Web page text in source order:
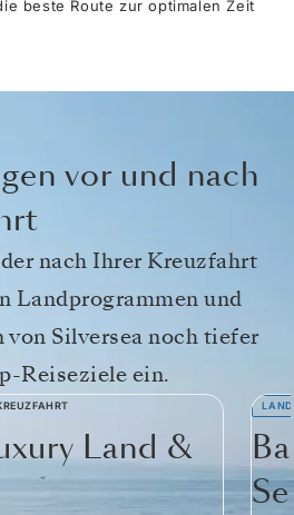
beste Route zur optimalen Zeit
vor und nach
nach Ihrer Kreuzfahrt
Landprogrammen und
Silversea noch tiefer
Reiseziele ein.
Land &